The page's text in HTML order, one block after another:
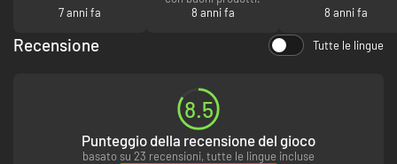
enjoy it whilst delighting those in the know.
Killer tunes
Hack to the beat of a soundtrack featuring underground artists including
Soundtrack produced in association with The Otherworld Agency.
7 anni fa
8 anni fa
8 anni fa
Recensione Tutte le lingue
8.5
Punteggio della recensione del gioco
basato su 23 recensioni, tutte le lingue incluse